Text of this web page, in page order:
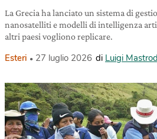
La Grecia ha lanciato un sistema di
nanosatelliti e modelli di intelligenza
altri paesi vogliono replicare.
Esteri 27 luglio 2026 di Luigi